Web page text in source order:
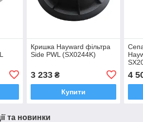
Кришка Hayward фільтра
Side PWL (SX0244K)
3 233₴
Купити
4
та новинки